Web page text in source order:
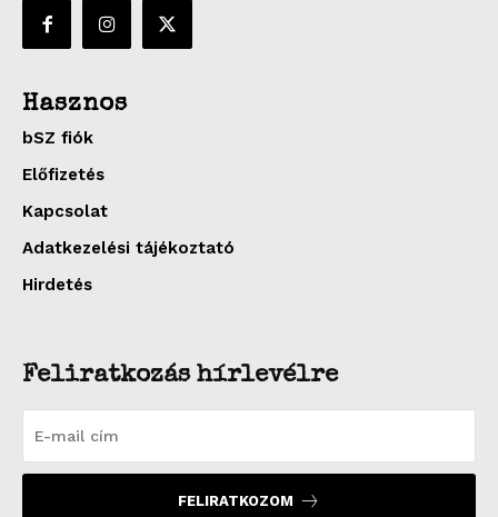
Hasznos
bSZ fiók
Előfizetés
Kapcsolat
Adatkezelési tájékoztató
Hirdetés
Feliratkozás hírlevélre
FELIRATKOZOM